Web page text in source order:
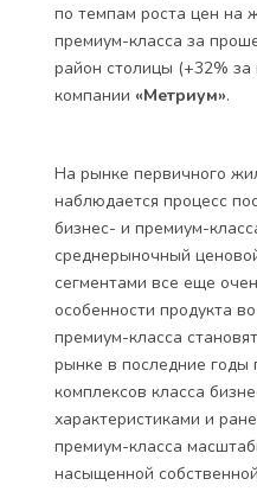
по темпам роста цен на
премиум-класса за
район столицы (+32% за
компании «Метриум».
На рынке первичного
наблюдается процесс
бизнес- и премиум-
среднерыночный
сегментами все еще
особенности продукта
премиум-класса
рынке в последние годы
комплексов класса
характеристиками и
премиум-класса
насыщенной